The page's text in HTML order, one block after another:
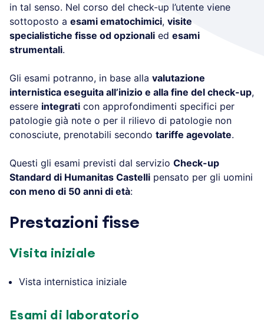
in tal senso. Nel corso del check-up l’utente viene
sottoposto a esami ematochimici, visite
specialistiche fisse od opzionali ed esami
strumentali.
Gli esami potranno, in base alla valutazione
internistica eseguita all’inizio e alla fine del check-up,
essere integrati con approfondimenti specifici per
patologie già note o per il rilievo di patologie non
conosciute, prenotabili secondo tariffe agevolate.
Questi gli esami previsti dal servizio Check-up
Standard di Humanitas Castelli pensato per gli uomini
con meno di 50 anni di età:
Prestazioni fisse
Visita iniziale
Vista internistica iniziale
Esami di laboratorio